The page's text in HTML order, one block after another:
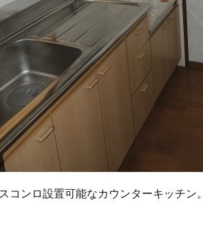
コンロ設置可能なカウンターキッチン。